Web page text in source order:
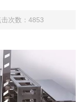
次数：4853